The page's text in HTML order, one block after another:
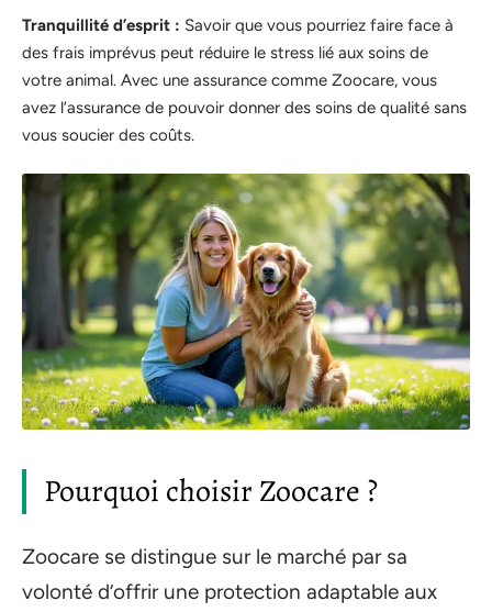
Tranquillité d’esprit : Savoir que vous pourriez faire face à
des frais imprévus peut réduire le stress lié aux soins de
votre animal. Avec une assurance comme Zoocare, vous
avez l’assurance de pouvoir donner des soins de qualité sans
vous soucier des coûts.
Pourquoi choisir Zoocare ?
Zoocare se distingue sur le marché par sa
volonté d’offrir une protection adaptable aux